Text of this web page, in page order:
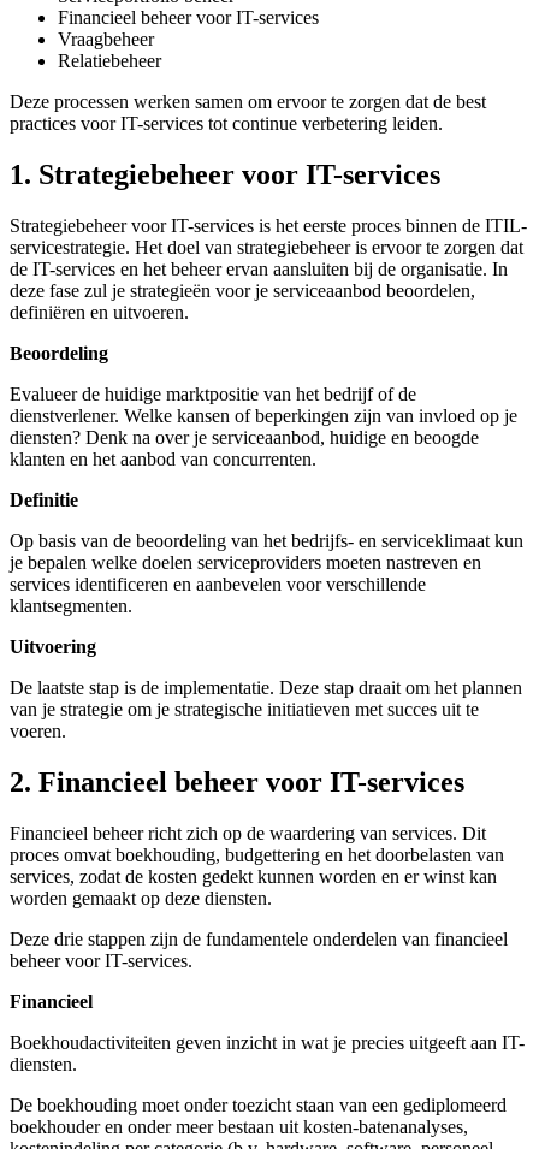
Financieel beheer voor IT-services
Vraagbeheer
Relatiebeheer
Deze processen werken samen om ervoor te zorgen dat de best
practices voor IT-services tot continue verbetering leiden.
1. Strategiebeheer voor IT-services
Strategiebeheer voor IT-services is het eerste proces binnen de ITIL-
servicestrategie. Het doel van strategiebeheer is ervoor te zorgen dat
de IT-services en het beheer ervan aansluiten bij de organisatie. In
deze fase zul je strategieën voor je serviceaanbod beoordelen,
definiëren en uitvoeren.
Beoordeling
Evalueer de huidige marktpositie van het bedrijf of de
dienstverlener. Welke kansen of beperkingen zijn van invloed op je
diensten? Denk na over je serviceaanbod, huidige en beoogde
klanten en het aanbod van concurrenten.
Definitie
Op basis van de beoordeling van het bedrijfs- en serviceklimaat kun
je bepalen welke doelen serviceproviders moeten nastreven en
services identificeren en aanbevelen voor verschillende
klantsegmenten.
Uitvoering
De laatste stap is de implementatie. Deze stap draait om het plannen
van je strategie om je strategische initiatieven met succes uit te
voeren.
2. Financieel beheer voor IT-services
Financieel beheer richt zich op de waardering van services. Dit
proces omvat boekhouding, budgettering en het doorbelasten van
services, zodat de kosten gedekt kunnen worden en er winst kan
worden gemaakt op deze diensten.
Deze drie stappen zijn de fundamentele onderdelen van financieel
beheer voor IT-services.
Financieel
Boekhoudactiviteiten geven inzicht in wat je precies uitgeeft aan IT-
diensten.
De boekhouding moet onder toezicht staan van een gediplomeerd
boekhouder en onder meer bestaan uit kosten-batenanalyses,